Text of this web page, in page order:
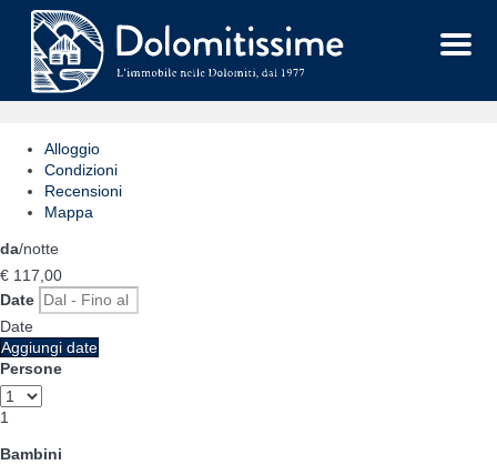
Menu
Alloggio
Condizioni
Recensioni
Mappa
da/notte
€ 117, 00
Date
Date
Aggiungi date
Persone
1
Bambini